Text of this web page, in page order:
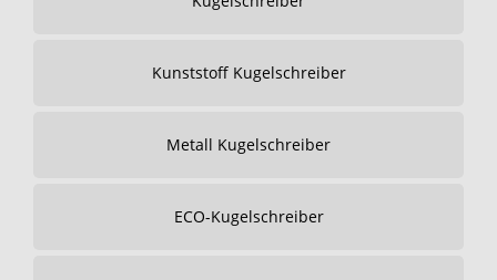
Kunststoff Kugelschreiber
Metall Kugelschreiber
ECO-Kugelschreiber